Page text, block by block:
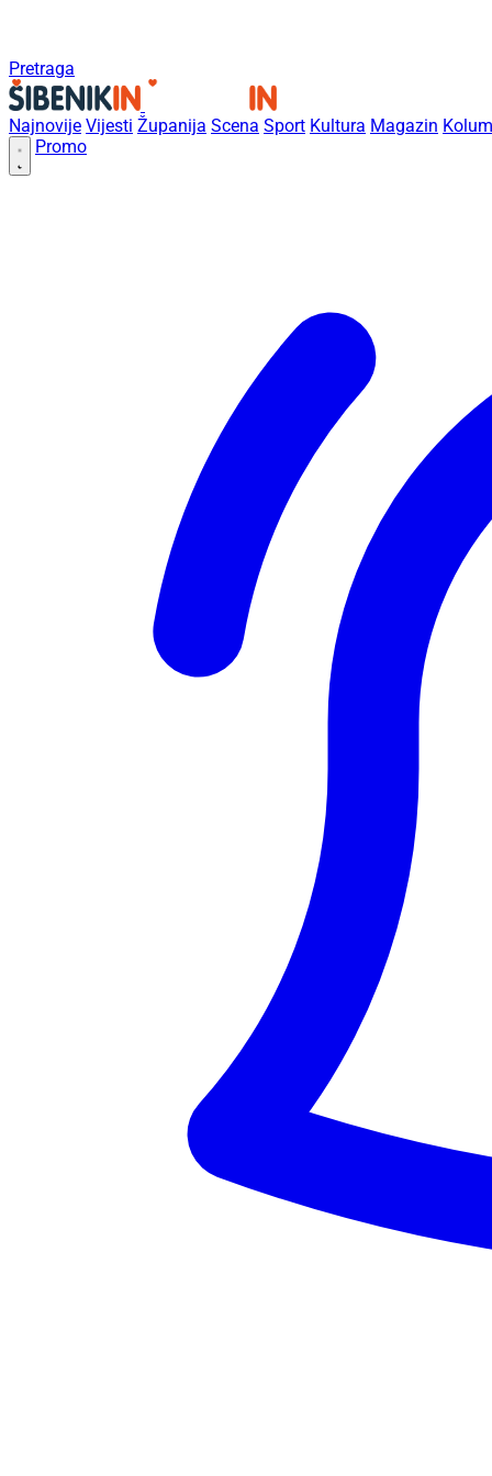
Pretraga
Najnovije Vijesti Županija Scena Sport Kultura Magazin
Promo